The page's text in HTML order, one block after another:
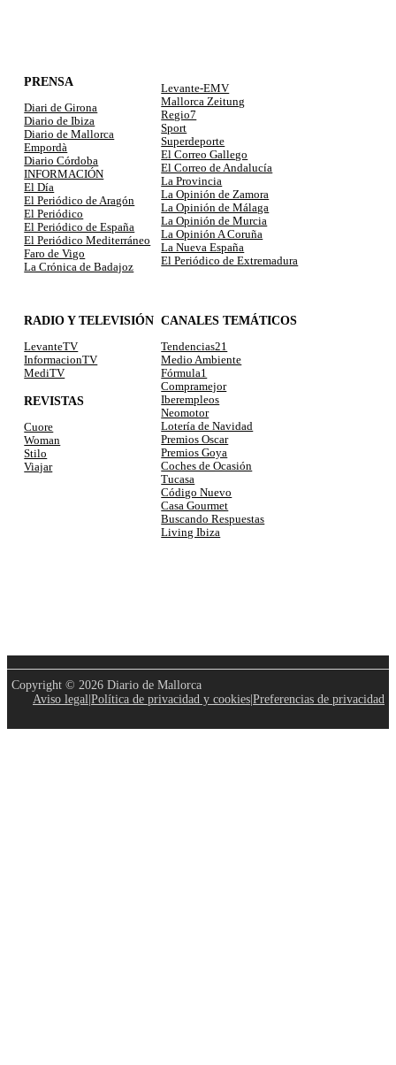
PRENSA
Diari de Girona
Diario de Ibiza
Diario de Mallorca
Empordà
Diario Córdoba
INFORMACIÓN
El Día
El Periódico de Aragón
El Periódico
El Periódico de España
El Periódico Mediterráneo
Faro de Vigo
La Crónica de Badajoz
Levante-EMV
Mallorca Zeitung
Regio7
Sport
Superdeporte
El Correo Gallego
El Correo de Andalucía
La Provincia
La Opinión de Zamora
La Opinión de Málaga
La Opinión de Murcia
La Opinión A Coruña
La Nueva España
El Periódico de Extremadura
RADIO Y TELEVISIÓN
LevanteTV
InformacionTV
MediTV
REVISTAS
Cuore
Woman
Stilo
Viajar
CANALES TEMÁTICOS
Tendencias21
Medio Ambiente
Fórmula1
Compramejor
Iberempleos
Neomotor
Lotería de Navidad
Premios Oscar
Premios Goya
Coches de Ocasión
Tucasa
Código Nuevo
Casa Gourmet
Buscando Respuestas
Living Ibiza
Copyright © 2026 Diario de Mallorca
Aviso legal|Política de privacidad y cookies|Preferencias de privacidad